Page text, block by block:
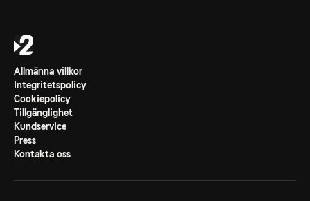
Allmänna villkor
Integritetspolicy
Cookiepolicy
Tillgänglighet
Kundservice
Press
Kontakta oss